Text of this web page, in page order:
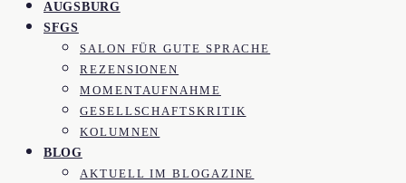
AUGSBURG
SFGS
SALON FÜR GUTE SPRACHE
REZENSIONEN
MOMENTAUFNAHME
GESELLSCHAFTSKRITIK
KOLUMNEN
BLOG
AKTUELL IM BLOGAZINE